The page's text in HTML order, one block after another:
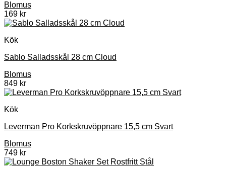
Blomus
169 kr
Kök
Sablo Salladsskål 28 cm Cloud
Blomus
849 kr
Kök
Leverman Pro Korkskruvöppnare 15,5 cm Svart
Blomus
749 kr